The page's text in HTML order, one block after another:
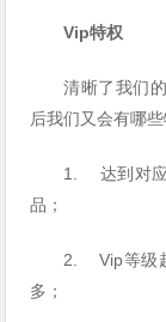
Vip特权
清晰了我们
后我们又会有哪
1. 达到对应
品；
2. Vip等级
多；